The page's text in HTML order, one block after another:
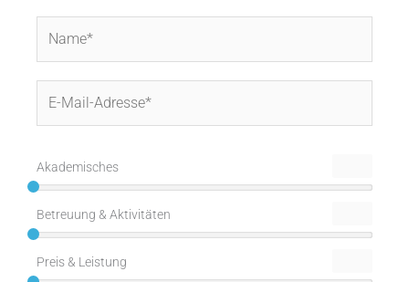
Mail-
Akademisches
Betreuung & Aktivitäten
Preis & Leistung